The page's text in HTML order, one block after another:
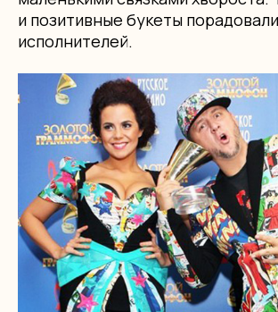
и позитивные букеты порадовали
исполнителей.